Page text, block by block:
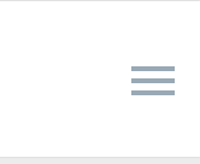
ΨΕΥΔΟΥΣ